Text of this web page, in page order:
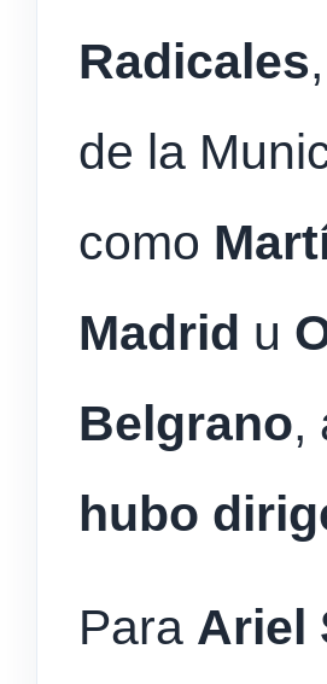
Radicales,
de la
como
Madrid u
Belgrano,
hubo
Para Ariel